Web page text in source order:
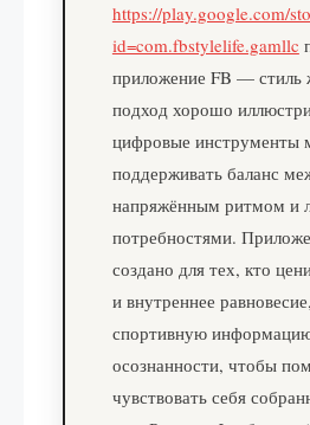
https://play.google.com/
id=com.fbstylelife.gamllc
приложение FB — стиль
подход хорошо
цифровые инструменты
поддерживать баланс
напряжённым ритмом и
потребностями.
создано для тех, кто
и внутреннее
спортивную
осознанности, чтобы
чувствовать себя